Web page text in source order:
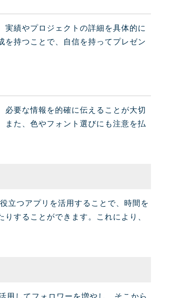
績やプロジェクトの詳細を具体的に
持つことで、自信を持ってプレゼン
必要な情報を的確に伝えることが大切
また、色やフォント選びにも注意を払
立つアプリを活用することで、時間を
することができます。これにより、
用してフォロワーを増やし、そこから